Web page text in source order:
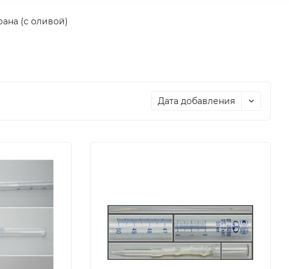
(с оливой)
Дата добавления